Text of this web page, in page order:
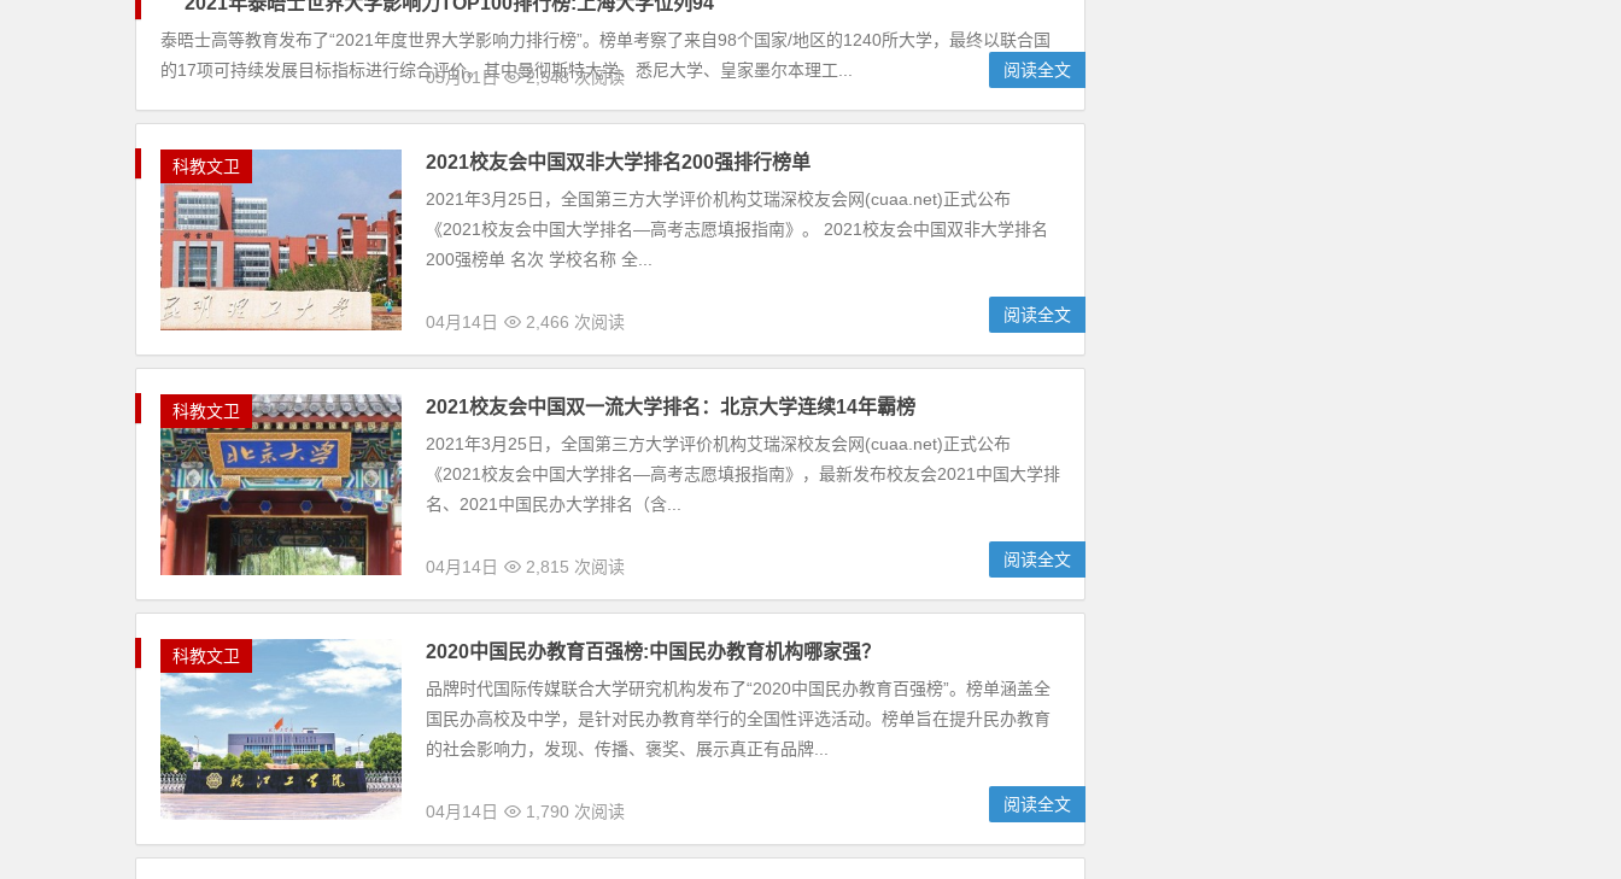
2020年中国顶级医院100强：北京协和医院蝉联榜首
广州艾力彼医院管理研究中心发布了“2020年顶级医院100强排行榜”。榜单从医疗技
术、资源配置、医院运营、诚信服务和学术科研五大维度进行综合评价。其中北京协
和医院以945.22的高分蝉联榜单榜首，四川...
05月01日 2,808 次阅读
科教文卫 2021年泰晤士世界大学影响力TOP100排行榜:上海大学位列94
泰晤士高等教育发布了“2021年度世界大学影响力排行榜”。榜单考察了来自98个国家/
地区的1240所大学，最终以联合国的17项可持续发展目标指标进行综合评价。其中曼
彻斯特大学、悉尼大学、皇家墨尔本理工...
05月01日 2,548 次阅读
科
教
文
卫
2021校友会中国双非大学排名200强排行榜单
2021年3月25日，全国第三方大学评价机构艾瑞深校友会网(cuaa.net)正式公布《2021校友会中国大学排名—高考志愿填
报指南》。 2021校友会中国双非大学排名200强榜单 名次 学校名称 全...
04月14日 2,466 次阅读 阅读全文
科
教
文
卫
2021校友会中国双一流大学排名：北京大学连续14年霸榜
2021年3月25日，全国第三方大学评价机构艾瑞深校友会网(cuaa.net)正式公布《2021校友会中国大学排名—高考志愿填
报指南》，最新发布校友会2021中国大学排名、2021中国民办大学排名（含...
04月14日 2,815 次阅读 阅读全文
教
2020中国民办教育百强榜:中国民办教育机构哪家强？
品牌时代国际传媒联合大学研究机构发布了“2020中国民办教育百强榜”。榜单涵盖全国民办高校及中学，是针对民办教育